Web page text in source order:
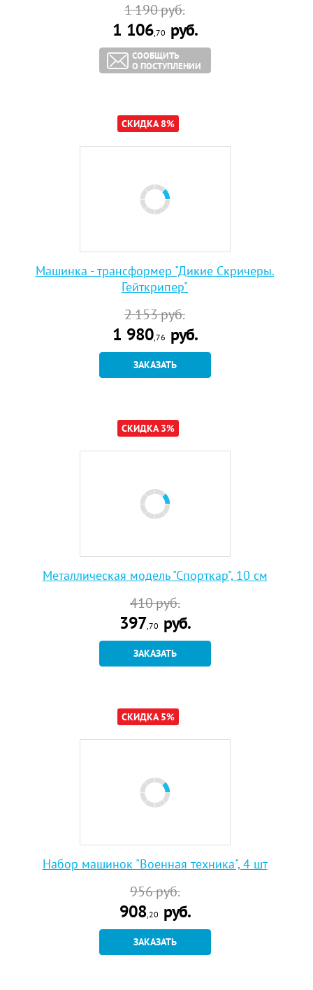
1 190руб.
1 106,70 руб.
СООБЩИТЬ
О ПОСТУПЛЕНИИ
СКИДКА 8%
Машинка - трансформер "Дикие Скричеры.
Гейткрипер"
2 153руб.
1 980,76 руб.
ЗАКАЗАТЬ
СКИДКА 3%
Металлическая модель "Спорткар", 10 см
410руб.
397,70 руб.
ЗАКАЗАТЬ
СКИДКА 5%
Набор машинок "Военная техника", 4 шт
956руб.
908,20 руб.
ЗАКАЗАТЬ